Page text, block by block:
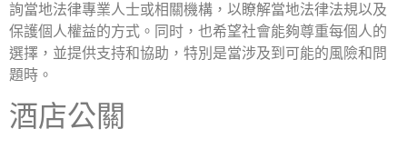
詢當地法律專業人士或相關機構，以瞭解當地法律法規以及
保護個人權益的方式。同时，也希望社會能夠尊重每個人的
選擇，並提供支持和協助，特別是當涉及到可能的風險和問
題時。
酒店公關